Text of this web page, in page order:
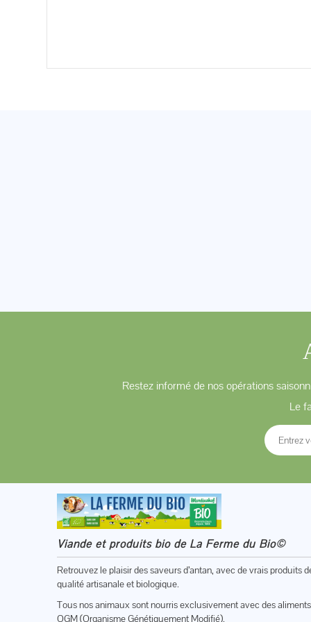
Restez informé de nos opérations
Le
Viande et produits bio de La Ferme du Bio©
Retrouvez le plaisir des saveurs d’antan, avec de vrais produits
qualité artisanale et biologique.
Tous nos animaux sont nourris exclusivement avec des
OGM (Organisme Génétiquement Modifié).